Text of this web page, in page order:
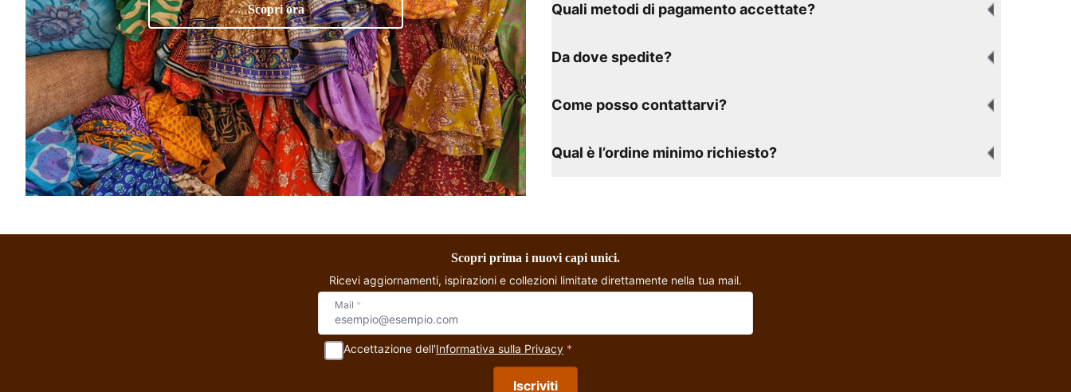
Scopri ora Quali metodi di pagamento accettate?
Da dove spedite?
Come posso contattarvi?
Qual è l’ordine minimo richiesto?
Scopri prima i nuovi capi unici.
Ricevi aggiornamenti, ispirazioni e collezioni limitate direttamente nella tua mail.
Mail *
Accettazione dell'Informativa sulla Privacy *
Iscriviti